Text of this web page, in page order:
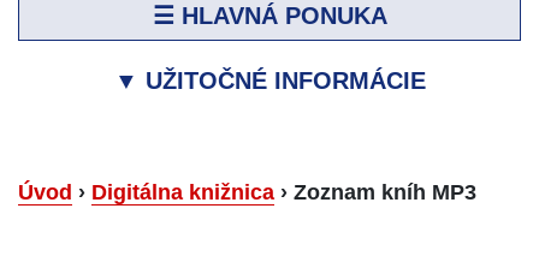
☰ HLAVNÁ PONUKA
▼ UŽITOČNÉ INFORMÁCIE
Úvod › Digitálna knižnica › Zoznam kníh MP3